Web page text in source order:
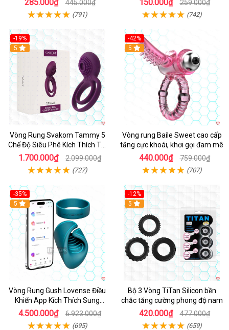
285.000₫ 445.000₫
(791)
150.000₫ 259.000₫
(742)
-19%
5
Vòng Rung Svakom Tammy 5
Chế Độ Siêu Phê Kích Thích Tối
Đa
1.700.000₫ 2.099.000₫
(727)
-42%
5
Vòng rung Baile Sweet cao cấp
tăng cực khoái, khơi gợi đam mê
440.000₫ 759.000₫
(707)
-35%
Hot
5
Vòng Rung Gush Lovense Điều
Khiển App Kích Thích Sung
Sướng
4.500.000₫ 6.923.000₫
(695)
-12%
5
Bộ 3 Vòng TiTan Silicon bền
chắc tăng cường phong độ nam
420.000₫ 477.000₫
(659)